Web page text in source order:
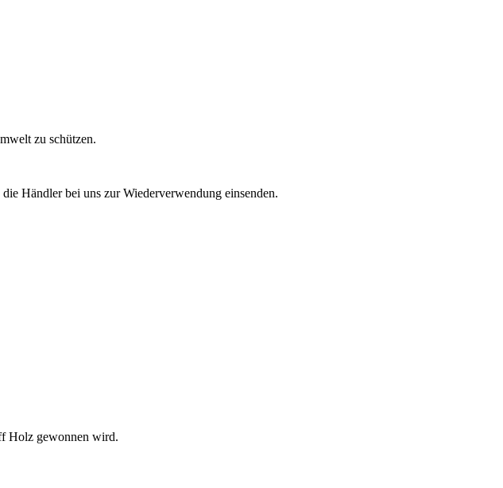
zu schützen.
Händler bei uns zur Wiederverwendung einsenden.
Holz gewonnen wird.